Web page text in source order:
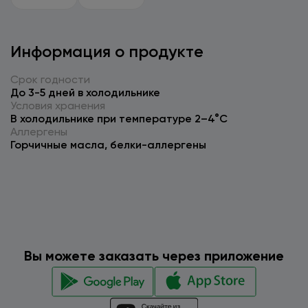
Информация о продукте
Срок годности
До 3-5 дней в холодильнике
Условия хранения
В холодильнике при температуре 2–4°C
Аллергены
Горчичные масла, белки-аллергены
Вы можете заказать через приложение